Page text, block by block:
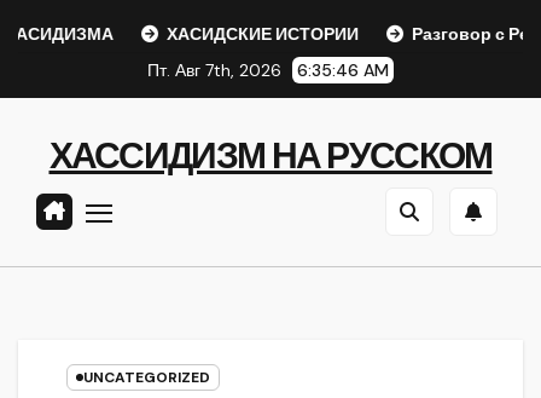
ХАСИДСКИЕ ИСТОРИИ
Разговор с Ребе
Пт. Авг 7th, 2026
6:35:46 AM
ХАССИДИЗМ НА РУССКОМ
UNCATEGORIZED